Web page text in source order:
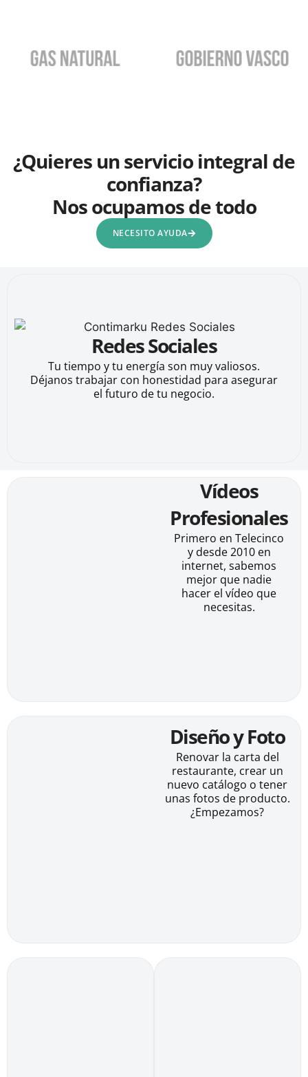
¿Quieres un servicio integral de
confianza?
Nos ocupamos de todo
NECESITO AYUDA
Redes Sociales
Tu tiempo y tu energía son muy valiosos.
Déjanos trabajar con honestidad para asegurar
el futuro de tu negocio.
Vídeos
Profesionales
Primero en Telecinco
y desde 2010 en
internet, sabemos
mejor que nadie
hacer el vídeo que
necesitas.
Diseño y Foto
Renovar la carta del
restaurante, crear un
nuevo catálogo o tener
unas fotos de producto.
¿Empezamos?